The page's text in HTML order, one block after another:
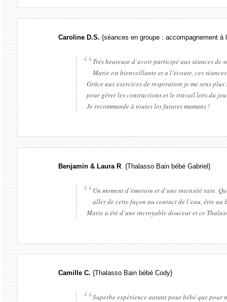
Caroline D.S. {séances en groupe : accompagnement à
Très heureuse d’avoir participé aux séances
Marie est bienveillante et a l’écoute, ces
Grâce aux exercices de respiration je me sens
pour gérer les contractions et le travail lors du
Je recommande à toutes les futures mamans !
Benjamin & Laura R. {Thalasso Bain bébé Gabriel}
Un moment d’émotion et d’une intensité rare.
aller de cette façon au contact de l’eau, être au
Marie a été d’une incroyable douceur et ce
Camille C. {Thalasso Bain bébé Cody}
Superbe expérience autant pour bébé que pour